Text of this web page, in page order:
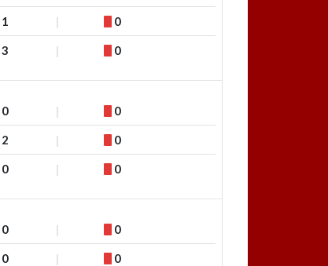
1 0
3 0
0 0
2 0
0 0
0 0
0 0